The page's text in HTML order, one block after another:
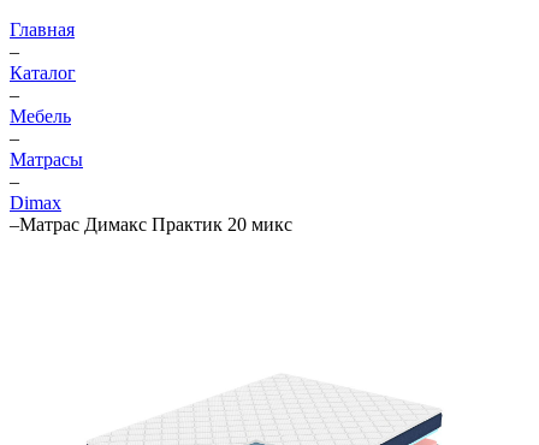
Главная
–
Каталог
–
Мебель
–
Матрасы
–
Dimax
–Матрас Димакс Практик 20 микс